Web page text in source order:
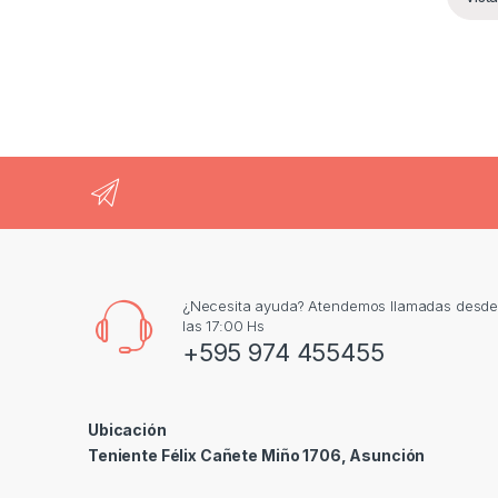
¿Necesita ayuda? Atendemos llamadas
las 17:00 Hs
+595 974 455455
Ubicación
Teniente Félix Cañete Miño 1706, Asunción